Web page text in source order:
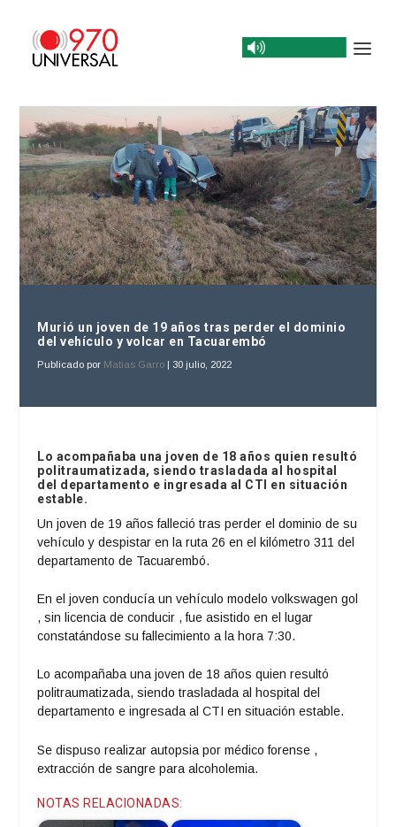
Murió un joven de 19 años tras perder el dominio
del vehículo y volcar en Tacuarembó
Publicado por Matias Garro | 30 julio, 2022
Lo acompañaba una joven de 18 años quien resultó
politraumatizada, siendo trasladada al hospital
del departamento e ingresada al CTI en situación
estable.
Un joven de 19 años falleció tras perder el dominio de su
vehículo y despistar en la ruta 26 en el kilómetro 311 del
departamento de Tacuarembó.
En el joven conducía un vehículo modelo volkswagen gol
, sin licencia de conducir , fue asistido en el lugar
constatándose su fallecimiento a la hora 7:30.
Lo acompañaba una joven de 18 años quien resultó
politraumatizada, siendo trasladada al hospital del
departamento e ingresada al CTI en situación estable.
Se dispuso realizar autopsia por médico forense ,
extracción de sangre para alcoholemia.
NOTAS RELACIONADAS: